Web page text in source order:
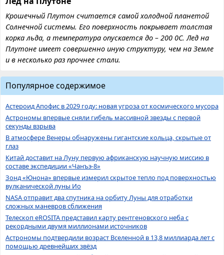
Крошечный Плутон считается самой холодной планетой
Солнечной системы. Его поверхность покрывает толстая
корка льда, а температура опускается до – 200 0С. Лед на
Плутоне имеет совершенно иную структуру, чем на Земле
и в несколько раз прочнее стали.
Популярное содержимое
Астероид Апофис в 2029 году: новая угроза от космического мусора
Астрономы впервые сняли гибель массивной звезды с первой
секунды взрыва
В атмосфере Венеры обнаружены гигантские кольца, скрытые от
глаз
Китай доставит на Луну первую африканскую научную миссию в
составе экспедиции «Чанъэ-8»
Зонд «Юнона» впервые измерил скрытое тепло под поверхностью
вулканической луны Ио
NASA отправит два спутника на орбиту Луны для отработки
сложных маневров сближения
Телескоп eROSITA представил карту рентгеновского неба с
рекордными двумя миллионами источников
Астрономы подтвердили возраст Вселенной в 13,8 миллиарда лет с
помощью древнейших звёзд